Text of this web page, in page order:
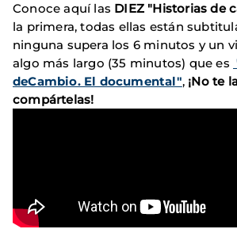
Conoce aquí las DIEZ "Historias de
la primera, todas ellas están
ninguna supera los 6 minutos y un
algo más largo (35 minutos) que es
deCambio. El documental", ¡No te
compártelas!